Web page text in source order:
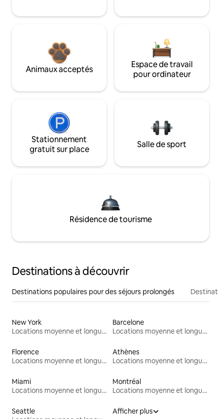
Animaux acceptés
Espace de travail
pour ordinateur
Stationnement
gratuit sur place
Salle de sport
Résidence de tourisme
Destinations à découvrir
Destinations populaires pour des séjours prolongés
New York
Locations moyenne et longue durée
Barcelone
Locations moyenne et longue durée
Florence
Locations moyenne et longue durée
Athènes
Locations moyenne et longue durée
Miami
Locations moyenne et longue durée
Montréal
Locations moyenne et longue durée
Seattle
Afficher plus